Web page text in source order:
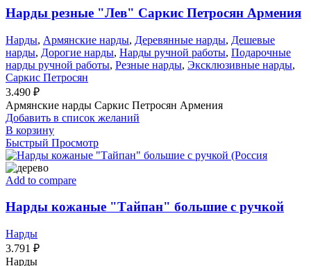
Нарды резные "Лев" Саркис Петросян Армения
Нарды, Армянские нарды, Деревянные нарды, Дешевые
нарды, Дорогие нарды, Нарды ручной работы, Подарочные
нарды ручной работы, Резные нарды, Эксклюзивные нарды,
Саркис Петросян
3.490 ₽
Армянские нарды Саркис Петросян Армения
Добавить в список желаний
В корзину
Быстрый Просмотр
Add to compare
Нарды кожаные "Тайпан" большие с ручкой
Нарды
3.791 ₽
Нарды